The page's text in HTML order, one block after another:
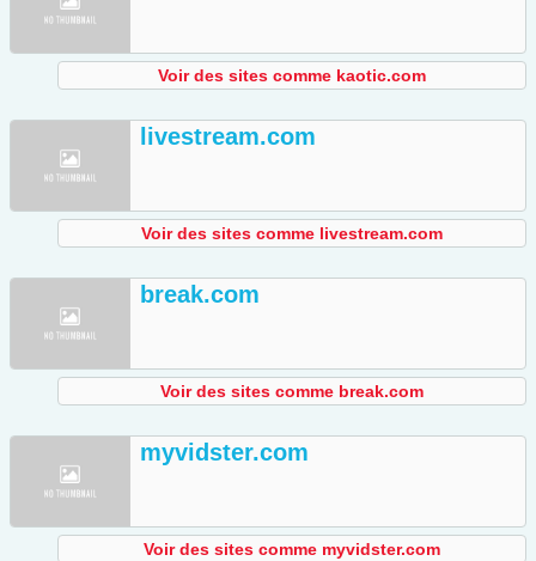
Voir des sites comme kaotic.com
livestream.com
Voir des sites comme livestream.com
break.com
Voir des sites comme break.com
myvidster.com
Voir des sites comme myvidster.com